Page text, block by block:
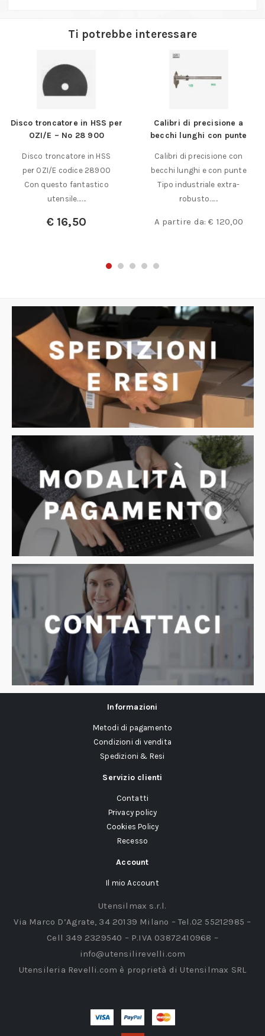
Ti potrebbe interessare
Disco troncatore in HSS per
OZI/E – No 28 900
Disco troncatore in HSS
per OZI/E codice 28900
Con questo fantastico
utensile……
€16,50
Calibri di precisione a
becchi lunghi con punte
Calibri di precisione con
becchi lunghi e con punte
Tipo industriale extra-
robusto……
A partire da:€ 120,00
Informazioni
Metodi di pagamento
Condizioni di vendita
Spedizioni & Resi
Servizio clienti
Contatti
Privacy policy
Cookies Policy
Recesso
Account
Il mio Account
Utensilmax s.r.l.
Via Marco D’Agrate, 34 20139 Milano – Tel.02 55212985 –
Cell 349 2329540 – P.IVA 03872410968 –
info@utensilirevelli.com
Utensileria Revelli.com è proprietà di Utensilmax SRL